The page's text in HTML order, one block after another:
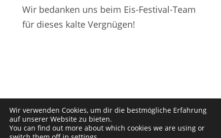
Wir bedanken uns beim Eis-Festival-Team
für dieses kalte Vergnügen!
Kontakt Impressum Datenschutz
Wir verwenden Cookies, um dir die bestmögliche Erfahrung
auf unserer Website zu bieten.
You can find out more about which cookies we are using or